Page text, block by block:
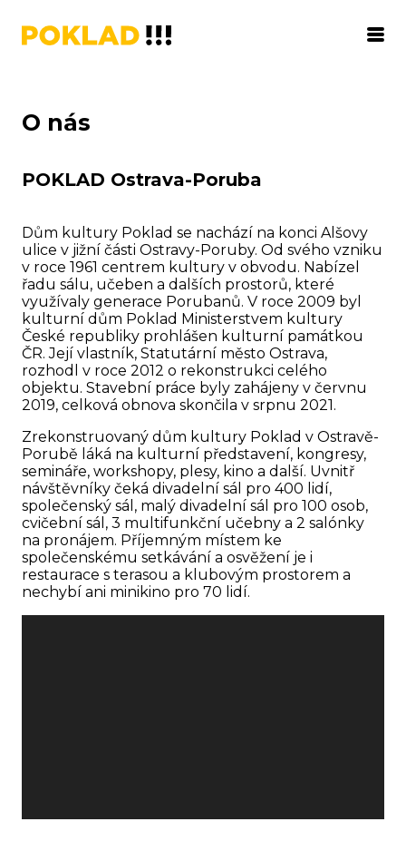
O nás
POKLAD Ostrava-Poruba
Dům kultury Poklad se nachází na konci Alšovy
ulice v jižní části Ostravy-Poruby. Od svého vzniku
v roce 1961 centrem kultury v obvodu. Nabízel
řadu sálu, učeben a dalších prostorů, které
využívaly generace Porubanů. V roce 2009 byl
kulturní dům Poklad Ministerstvem kultury
České republiky prohlášen kulturní památkou
ČR. Její vlastník, Statutární město Ostrava,
rozhodl v roce 2012 o rekonstrukci celého
objektu. Stavební práce byly zahájeny v červnu
2019, celková obnova skončila v srpnu 2021.
Zrekonstruovaný dům kultury Poklad v Ostravě-
Porubě láká na kulturní představení, kongresy,
semináře, workshopy, plesy, kino a další. Uvnitř
návštěvníky čeká divadelní sál pro 400 lidí,
společenský sál, malý divadelní sál pro 100 osob,
cvičební sál, 3 multifunkční učebny a 2 salónky
na pronájem. Příjemným místem ke
společenskému setkávání a osvěžení je i
restaurace s terasou a klubovým prostorem a
nechybí ani minikino pro 70 lidí.